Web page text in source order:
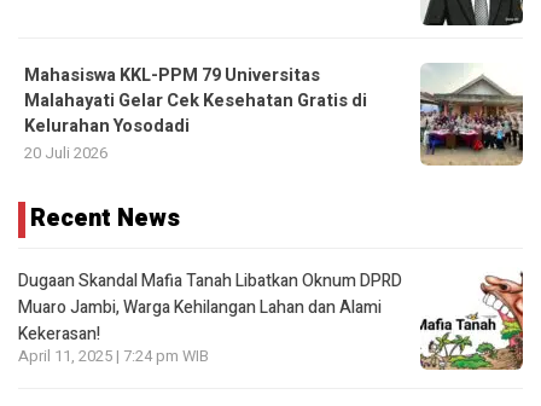
Mahasiswa KKL-PPM 79 Universitas
Malahayati Gelar Cek Kesehatan Gratis di
Kelurahan Yosodadi
20 Juli 2026
Recent News
Dugaan Skandal Mafia Tanah Libatkan Oknum DPRD
Muaro Jambi, Warga Kehilangan Lahan dan Alami
Kekerasan!
April 11, 2025 | 7:24 pm WIB